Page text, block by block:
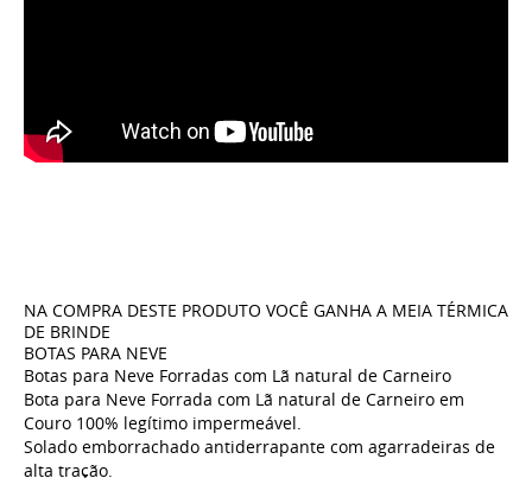
NA COMPRA DESTE PRODUTO VOCÊ GANHA A MEIA TÉRMICA
DE BRINDE
BOTAS PARA NEVE
Botas para Neve Forradas com Lã natural de Carneiro
Bota para Neve Forrada com Lã natural de Carneiro em
Couro 100% legítimo impermeável.
Solado emborrachado antiderrapante com agarradeiras de
alta tração.